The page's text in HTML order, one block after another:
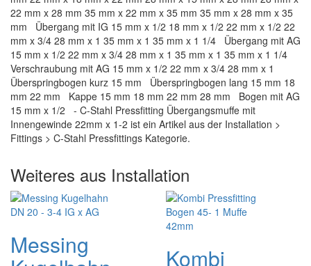
22 mm x 28 mm 35 mm x 22 mm x 35 mm 35 mm x 28 mm x 35
mm Übergang mit IG 15 mm x 1/2 18 mm x 1/2 22 mm x 1/2 22
mm x 3/4 28 mm x 1 35 mm x 1 35 mm x 1 1/4 Übergang mit AG
15 mm x 1/2 22 mm x 3/4 28 mm x 1 35 mm x 1 35 mm x 1 1/4
Verschraubung mit AG 15 mm x 1/2 22 mm x 3/4 28 mm x 1
Überspringbogen kurz 15 mm Überspringbogen lang 15 mm 18
mm 22 mm Kappe 15 mm 18 mm 22 mm 28 mm Bogen mit AG
15 mm x 1/2 - C-Stahl Pressfitting Übergangsmuffe mit
Innengewinde 22mm x 1-2 ist ein Artikel aus der Installation >
Fittings > C-Stahl Pressfittings Kategorie.
Weiteres aus Installation
Messing Kombi